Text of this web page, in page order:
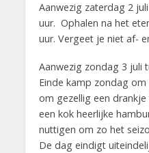
Aanwezig zaterdag 2
uur. Ophalen na het
uur. Vergeet je niet af-
Aanwezig zondag 3 juli
Einde kamp zondag
om gezellig een
een kok heerlijke
nuttigen om zo het
De dag eindigt